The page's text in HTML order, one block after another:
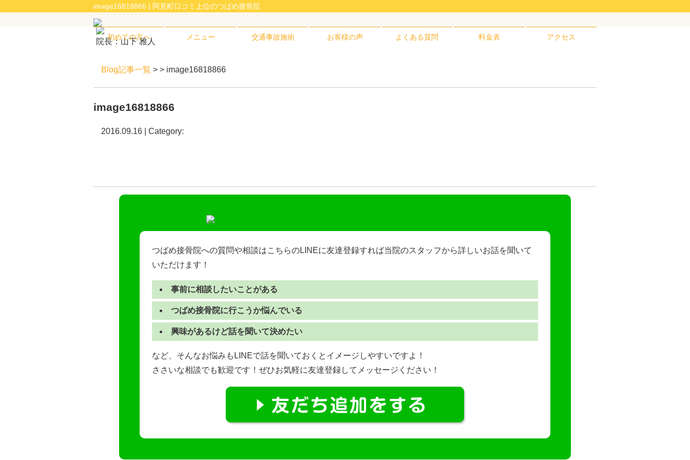
image16818866 | 阿見町口コミ上位のつばめ接骨院
院長：山下 雅人
初めての方へ メニュー 交通事故施術 お客様の声 よくある質問 料金表 アクセス
Blog記事一覧 > > image16818866
image16818866
2016.09.16 | Category:
つばめ接骨院への質問や相談はこちらのLINEに友達登録すれば当院のスタッフから詳しいお話を聞いて
いただけます！
事前に相談したいことがある
つばめ接骨院に行こうか悩んでいる
興味があるけど話を聞いて決めたい
など、そんなお悩みもLINEで話を聞いておくとイメージしやすいですよ！
ささいな相談でも歓迎です！ぜひお気軽に友達登録してメッセージください！